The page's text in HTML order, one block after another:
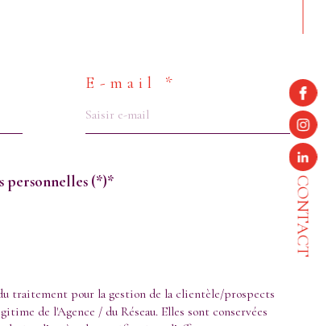
CONTACT
E-mail *
personnelles (*)*
traitement pour la gestion de la clientèle/prospects
de l'Agence / du Réseau. Elles sont conservées